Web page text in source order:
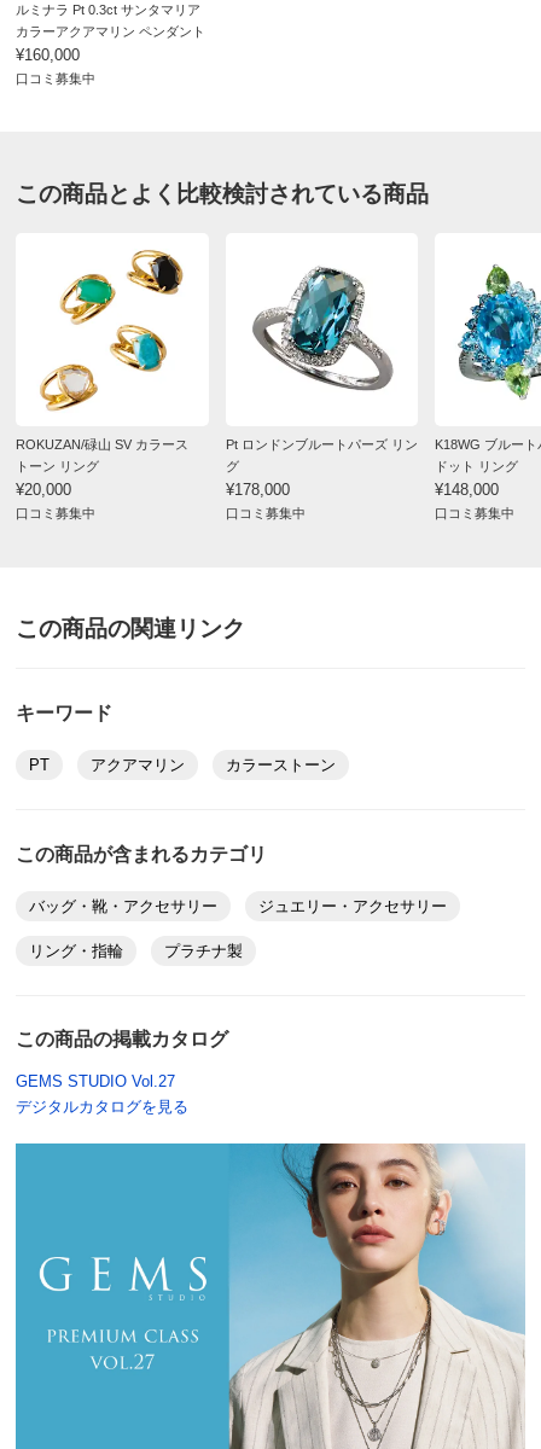
簡易鑑別書付き。
ルミナラ Pt 0.3ct サンタマリア
カラーアクアマリン ペンダント
¥160,000
口コミ募集中
この商品とよく比較検討されている商品
ROKUZAN/碌山 SV カラース
トーン リング
¥20,000
口コミ募集中
Pt ロンドンブルートパーズ リン
グ
¥178,000
口コミ募集中
K18WG ブルー
ドット リング
¥148,000
口コミ募集中
この商品の関連リンク
キーワード
PT アクアマリン カラーストーン
この商品が含まれるカテゴリ
バッグ・靴・アクセサリー ジュエリー・アクセサリー
リング・指輪 プラチナ製
この商品の掲載カタログ
GEMS STUDIO Vol.27
デジタルカタログを見る